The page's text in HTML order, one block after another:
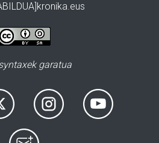
garatua